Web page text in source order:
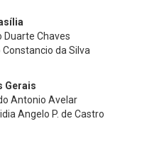
Duarte Chaves
da Silva
Gerais
Antonio Avelar
Angelo P. de Castro